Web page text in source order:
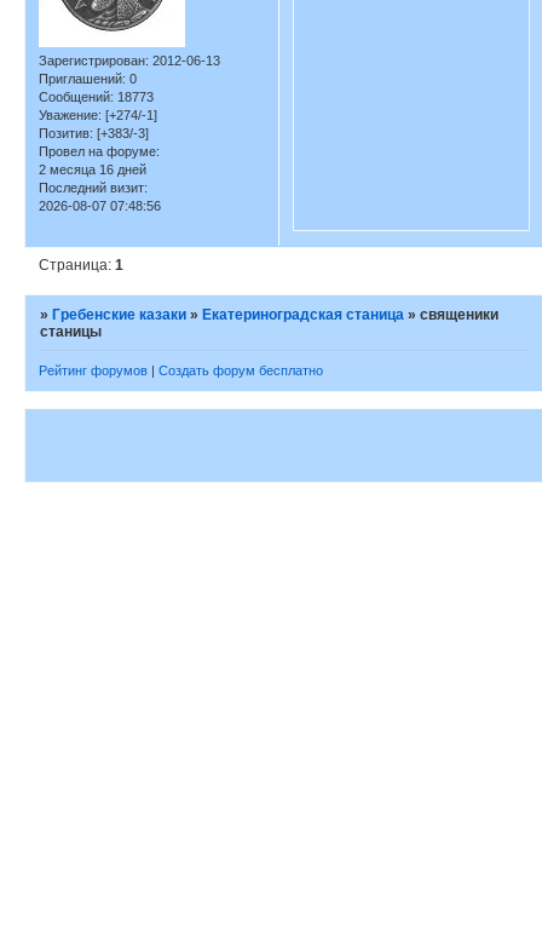
Зарегистрирован: 2012-06-13
Приглашений: 0
Сообщений: 18773
Уважение: [+274/-1]
Позитив: [+383/-3]
Провел на форуме:
2 месяца 16 дней
Последний визит:
2026-08-07 07:48:56
Страница:1
» Гребенские казаки » Екатериноградская станица »священики
станицы
Рейтинг форумов | Создать форум бесплатно